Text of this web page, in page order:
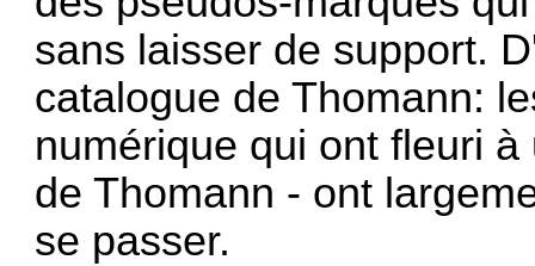
sans laisser de support.
catalogue de Thomann:
numérique qui ont fleuri
de Thomann - ont
se passer.